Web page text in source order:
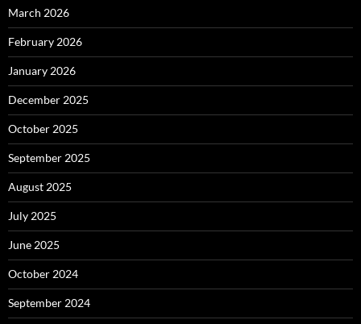
March 2026
February 2026
January 2026
December 2025
October 2025
September 2025
August 2025
July 2025
June 2025
October 2024
September 2024